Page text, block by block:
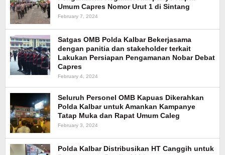
Umum Capres Nomor Urut 1 di Sintang
February 7, 2024
Satgas OMB Polda Kalbar Bekerjasama
dengan panitia dan stakeholder terkait
Lakukan Persiapan Pengamanan Nobar Debat
Capres
February 4, 2024
Seluruh Personel OMB Kapuas Dikerahkan
Polda Kalbar untuk Amankan Kampanye
Tatap Muka dan Rapat Umum Caleg
February 3, 2024
Polda Kalbar Distribusikan HT Canggih untuk